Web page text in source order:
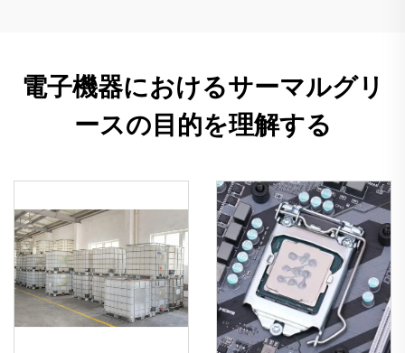
電子機器におけるサーマルグリ
ースの目的を理解する